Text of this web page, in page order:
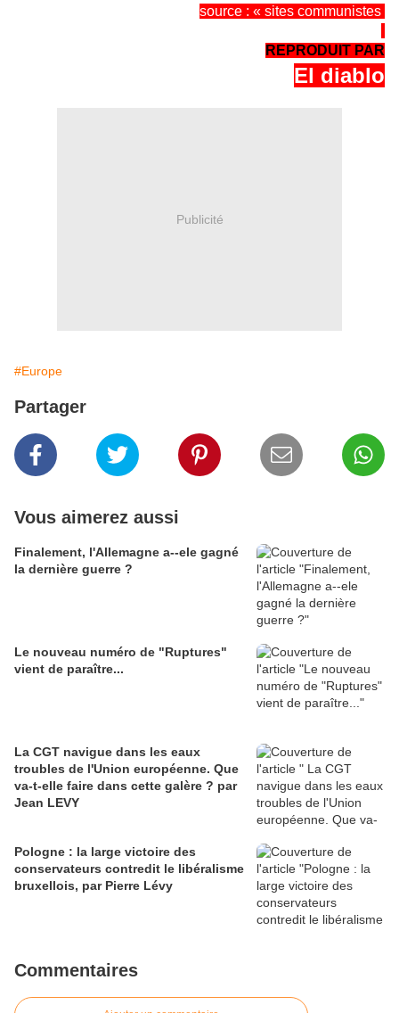
source : « sites communistes
REPRODUIT PAR
El diablo
Publicité
#Europe
Partager
Vous aimerez aussi
Finalement, l'Allemagne a--ele gagné
la dernière guerre ?
Le nouveau numéro de "Ruptures"
vient de paraître...
La CGT navigue dans les eaux
troubles de l'Union européenne. Que
va-t-elle faire dans cette galère ? par
Jean LEVY
Pologne : la large victoire des
conservateurs contredit le libéralisme
bruxellois, par Pierre Lévy
Commentaires